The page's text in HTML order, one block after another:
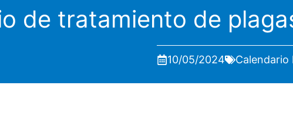
de tratamiento de
10/05/2024 Calendario